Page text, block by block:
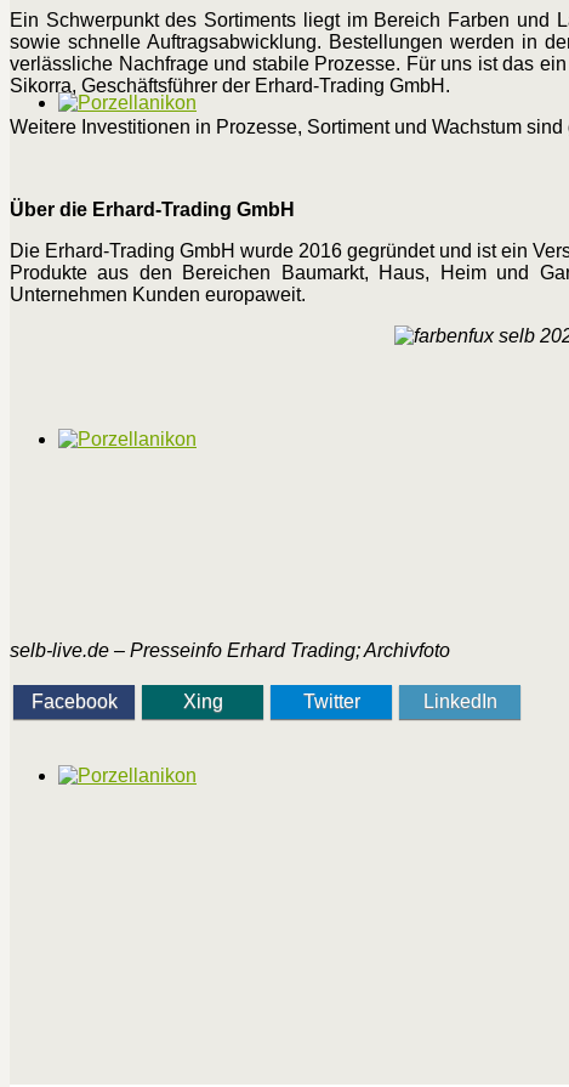
Ein Schwerpunkt des Sortiments liegt im Bereich Farben und
sowie schnelle Auftragsabwicklung. Bestellungen werden in
verlässliche Nachfrage und stabile Prozesse. Für uns ist das
Sikorra, Geschäftsführer der Erhard-Trading GmbH.
Weitere Investitionen in Prozesse, Sortiment und Wachstum
Über die Erhard-Trading GmbH
Die Erhard-Trading GmbH wurde 2016 gegründet und ist ein
Produkte aus den Bereichen Baumarkt, Haus, Heim und
Unternehmen Kunden europaweit.
selb-live.de – Presseinfo Erhard Trading; Archivfoto
Facebook Xing Twitter LinkedIn